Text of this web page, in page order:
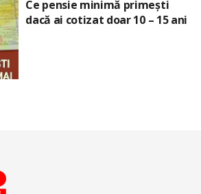
Ce pensie minimă primești
dacă ai cotizat doar 10 – 15 ani